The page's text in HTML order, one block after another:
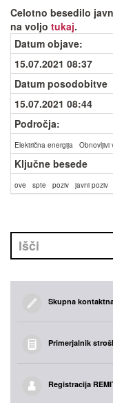
Celotno besedilo
na voljo tukaj.
Datum objave:
15.07.2021 08:37
Datum posodobitve
15.07.2021 08:44
Področja:
Električna energija Obnovljivi
Ključne besede
ove spte poziv javni poziv
Skupna
Primerjalnik
Registracija